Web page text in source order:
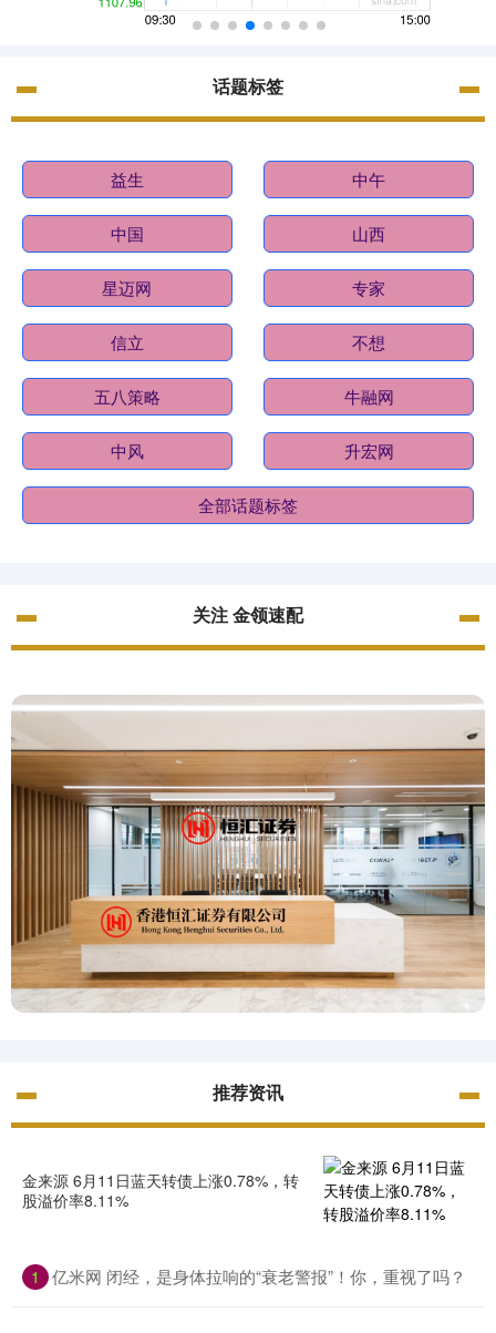
话题标签
益生 中午
中国 山西
星迈网 专家
信立 不想
五八策略 牛融网
中风 升宏网
全部话题标签
关注 金领速配
推荐资讯
金来源 6月11日蓝天转债上涨0.78%，转
股溢价率8.11%
1 亿米网 闭经，是身体拉响的“衰老警报”！你，重视了吗？